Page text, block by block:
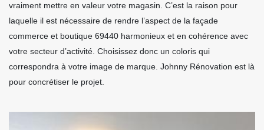
vraiment mettre en valeur votre magasin. C’est la raison pour
laquelle il est nécessaire de rendre l’aspect de la façade
commerce et boutique 69440 harmonieux et en cohérence avec
votre secteur d’activité. Choisissez donc un coloris qui
correspondra à votre image de marque. Johnny Rénovation est là
pour concrétiser le projet.